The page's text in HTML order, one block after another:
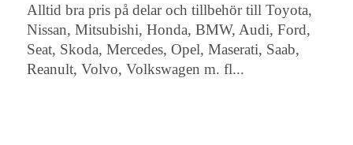
Alltid bra pris på delar och tillbehör till Toyota,
Nissan, Mitsubishi, Honda, BMW, Audi, Ford,
Seat, Skoda, Mercedes, Opel, Maserati, Saab,
Reanult, Volvo, Volkswagen m. fl...